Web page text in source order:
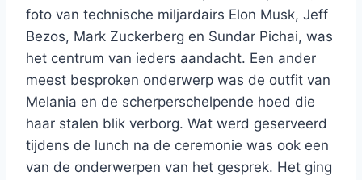
foto van technische miljardairs Elon Musk, Jeff
Bezos, Mark Zuckerberg en Sundar Pichai, was
het centrum van ieders aandacht. Een ander
meest besproken onderwerp was de outfit van
Melania en de scherperschelpende hoed die
haar stalen blik verborg. Wat werd geserveerd
tijdens de lunch na de ceremonie was ook een
van de onderwerpen van het gesprek. Het ging